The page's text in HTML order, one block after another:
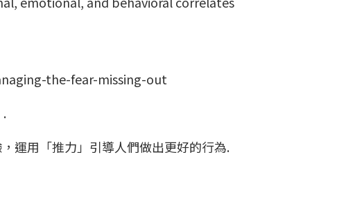
the-fear-missing-out
運用「推力」引導人們做出更好的行為.